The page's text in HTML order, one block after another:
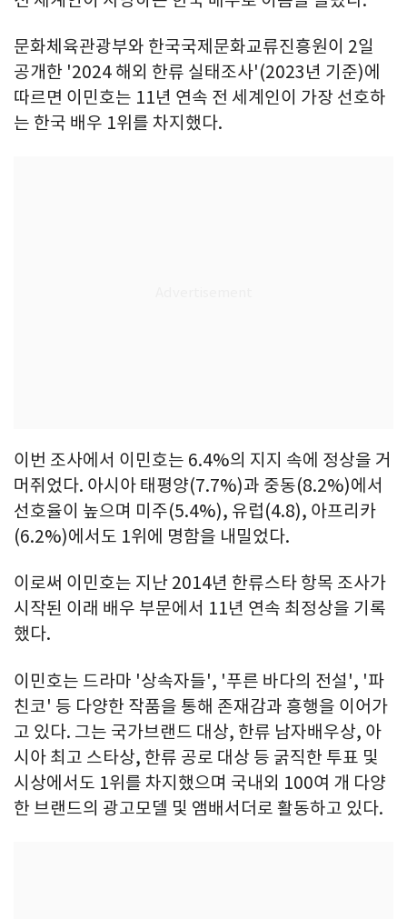
문화체육관광부와 한국국제문화교류진흥원이 2일
공개한 '2024 해외 한류 실태조사'(2023년 기준)에
따르면 이민호는 11년 연속 전 세계인이 가장 선호하
는 한국 배우 1위를 차지했다.
이번 조사에서 이민호는 6.4%의 지지 속에 정상을 거
머쥐었다. 아시아 태평양(7.7%)과 중동(8.2%)에서
선호율이 높으며 미주(5.4%), 유럽(4.8), 아프리카
(6.2%)에서도 1위에 명함을 내밀었다.
이로써 이민호는 지난 2014년 한류스타 항목 조사가
시작된 이래 배우 부문에서 11년 연속 최정상을 기록
했다.
이민호는 드라마 '상속자들', '푸른 바다의 전설', '파
친코' 등 다양한 작품을 통해 존재감과 흥행을 이어가
고 있다. 그는 국가브랜드 대상, 한류 남자배우상, 아
시아 최고 스타상, 한류 공로 대상 등 굵직한 투표 및
시상에서도 1위를 차지했으며 국내외 100여 개 다양
한 브랜드의 광고모델 및 앰배서더로 활동하고 있다.